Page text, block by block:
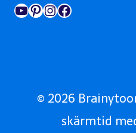
YouTube
Pinterest
Instagram
Facebook
© 2026
skärmtid